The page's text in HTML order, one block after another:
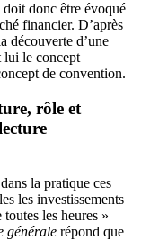
donc être évoqué
financier. D’après
découverte d’une
lui le concept
de convention.
rôle et
la pratique ces
les investissements
les heures »
générale répond que